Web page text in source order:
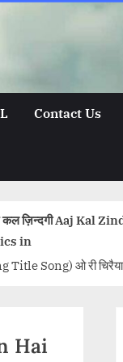
Contact Us
बेख़ौफ़
ये
Hai